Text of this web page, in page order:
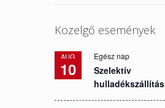
Közelgő események
AUG
10
Egész nap
Szelektív
hulladékszállítás